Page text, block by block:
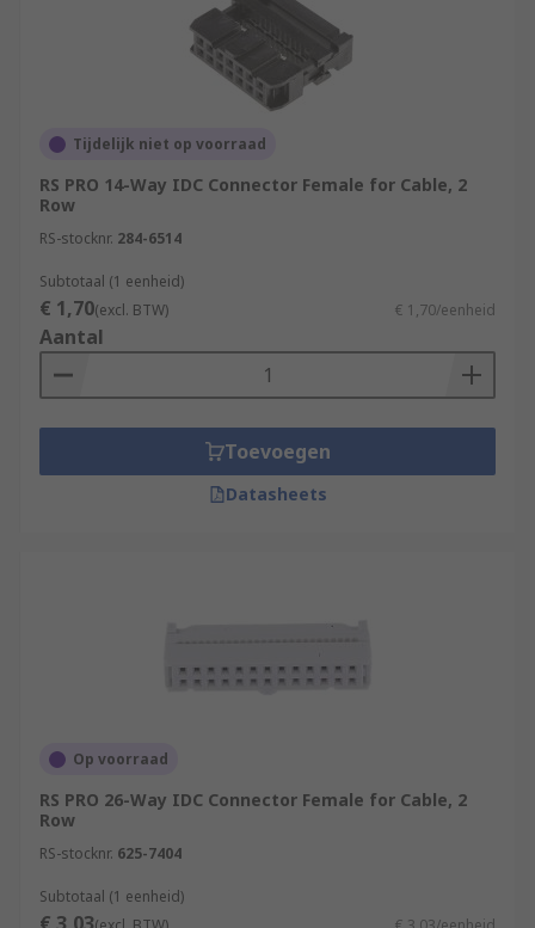
Tijdelijk niet op voorraad
RS PRO 14-Way IDC Connector Female for Cable, 2
Row
RS-stocknr. 284-6514
Subtotaal (1 eenheid)
€ 1,70(excl. BTW) € 1,70/eenheid
Aantal
Toevoegen
Datasheets
Op voorraad
RS PRO 26-Way IDC Connector Female for Cable, 2
Row
RS-stocknr. 625-7404
Subtotaal (1 eenheid)